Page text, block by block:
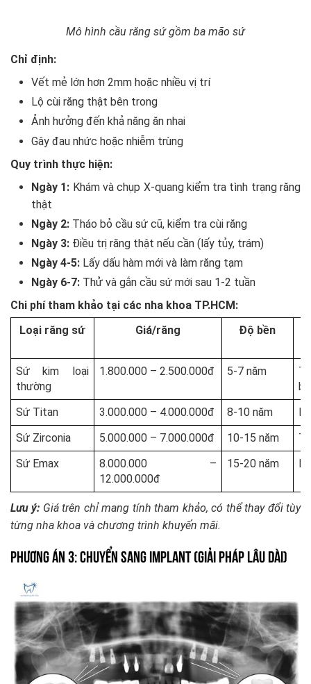
Mô hình cầu răng sứ gồm ba mão sứ
Chỉ định:
Vết mẻ lớn hơn 2mm hoặc nhiều vị trí
Lộ cùi răng thật bên trong
Ảnh hưởng đến khả năng ăn nhai
Gây đau nhức hoặc nhiễm trùng
Quy trình thực hiện:
Ngày 1: Khám và chụp X-quang kiểm tra tình trạng răng
thật
Ngày 2: Tháo bỏ cầu sứ cũ, kiểm tra cùi răng
Ngày 3: Điều trị răng thật nếu cần (lấy tủy, trám)
Ngày 4-5: Lấy dấu hàm mới và làm răng tạm
Ngày 6-7: Thử và gắn cầu sứ mới sau 1-2 tuần
Chi phí tham khảo tại các nha khoa TP.HCM:
Loại răng sứ
Giá/răng Độ bền
Sứ kim loại
thường
1.800.000 – 2.500.000đ 5-7 năm
Sứ Titan
3.000.000 – 4.000.000đ 8-10 năm
Sứ Zirconia
5.000.000 – 7.000.000đ 10-15 năm
Sứ Emax
8.000.000 –
12.000.000đ
15-20 năm
Lưu ý: Giá trên chỉ mang tính tham khảo, có thể thay đổi tùy
từng nha khoa và chương trình khuyến mãi.
Phương án 3: Chuyển sang Implant (Giải pháp lâu dài)